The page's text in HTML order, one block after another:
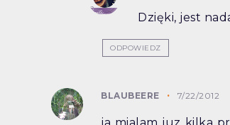
Dzięki, jest
ODPOWIEDZ
BLAUBEERE 7/22/2012